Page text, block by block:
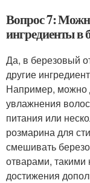
Вопрос 7:
ингредиенты в
Да, в березовый
другие
Например, можно
увлажнения
питания или
розмарина для
смешивать
отварами, такими
достижения